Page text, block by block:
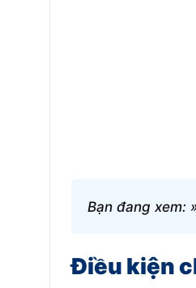
Bạn đang xem:
Điều kiện